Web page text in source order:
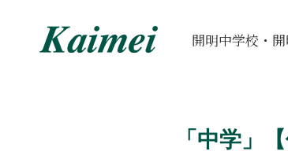
開明中学校・
「中学」